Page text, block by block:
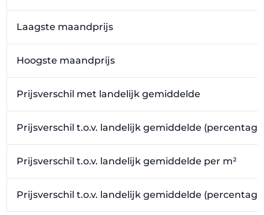
Laagste maandprijs
Hoogste maandprijs
Prijsverschil met landelijk gemiddelde
Prijsverschil t.o.v. landelijk gemiddelde
Prijsverschil t.o.v. landelijk gemiddelde per m²
Prijsverschil t.o.v. landelijk gemiddelde